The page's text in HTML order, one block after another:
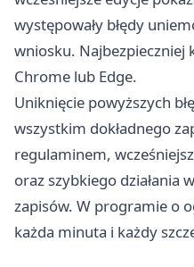
występowały błędy
wniosku. Najbezpieczniej
Chrome lub Edge.
Uniknięcie powyższych
wszystkim dokładnego
regulaminem,
oraz szybkiego działania
zapisów. W programie o
każda minuta i każdy